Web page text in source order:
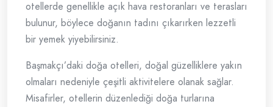
otellerde genellikle açık hava restoranları ve terasları
bulunur, böylece doğanın tadını çıkarırken lezzetli
bir yemek yiyebilirsiniz.
Başmakçı’daki doğa otelleri, doğal güzelliklere yakın
olmaları nedeniyle çeşitli aktivitelere olanak sağlar.
Misafirler, otellerin düzenlediği doğa turlarına